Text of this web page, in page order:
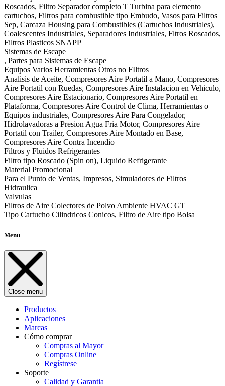
Roscados, Filtro Separador completo T Turbina para elemento
cartuchos, Filtros para combustible tipo Embudo, Vasos para Filtros
Sep, Carcaza Housing para Combustibles (Cartuchos Industriales),
Coalescentes Industriales, Separadores Industriales, Fltros Roscados,
Filtros Plasticos SNAPP
Sistemas de Escape
, Partes para Sistemas de Escape
Equipos Varios Herramientas Otros no FIltros
Analisis de Aceite, Compresores Aire Portatil a Mano, Compresores
Aire Portatil con Ruedas, Compresores Aire Instalacion en Vehiculo,
Compresores Aire Estacionario, Compresores Aire Portatil en
Plataforma, Compresores Aire Control de Clima, Herramientas o
Equipos industriales, Compresores Aire Para Congelador,
Hidrolavadoras a Presion Agua Fria Motor, Compresores Aire
Portatil con Trailer, Compresores Aire Montado en Base,
Compresores Aire Contra Incendio
Filtros y Fluidos Refrigerantes
Filtro tipo Roscado (Spin on), Liquido Refrigerante
Material Promocional
Para el Punto de Ventas, Impresos, Simuladores de Filtros
Hidraulica
Valvulas
Filtros de Aire Colectores de Polvo Ambiente HVAC GT
Tipo Cartucho Cilindricos Conicos, Filtro de Aire tipo Bolsa
Menu
Close menu
Productos
Aplicaciones
Marcas
Cómo comprar
Compras al Mayor
Compras Online
Regístrese
Soporte
Calidad y Garantia